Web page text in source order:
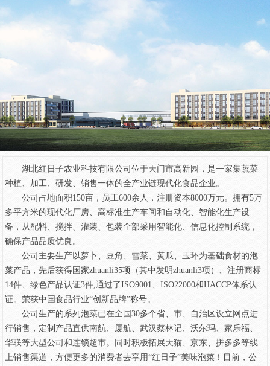
湖北红日子农业科技有限公司位于天门市高新园，是一家集蔬菜
种植、加工、研发、销售一体的全产业链现代化食品企业。
公司占地面积150亩，员工600余人，注册资本8000万元。拥有5万
多平方米的现代化厂房、高标准生产车间和自动化、智能化生产设
备，从配料、搅拌、灌装、包装全部采用智能化、信息化控制系统，
确保产品品质优良。
公司主要生产以萝卜、豆角、雪菜、黄瓜、玉环为基础食材的泡
菜产品，先后获得国家zhuanli35项（其中发明zhuanli3项）、注册商标
14件、绿色产品认证3件,通过了ISO9001、ISO22000和HACCP体系认
证。荣获中国食品行业“创新品牌”称号。
公司生产的系列泡菜已在全国30多个省、市、自治区设立网点进
行销售，定制产品直供南航、厦航、武汉蔡林记、沃尔玛、家乐福、
华联等大型公司和连锁超市。同时积极拓展天猫、京东、拼多多等线
上销售渠道，方便更多的消费者去享用“红日子”美味泡菜！目前，公